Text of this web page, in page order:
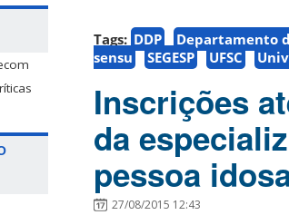
Tags: DDP Departamento
sensu
SEGESP UFSC
Inscrições
da
pessoa
27/08/2015 12:43